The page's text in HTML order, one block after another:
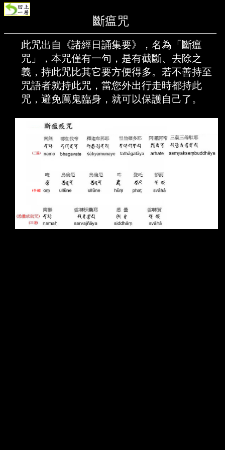
此咒出自《諸經日誦集要》，名為「斷瘟
咒」，本咒僅有一句，是有截斷、去除之
義，持此咒比其它要方便得多。若不善持至
咒語者就持此咒，當您外出行走時都持此
咒，避免厲鬼臨身，就可以保護自己了。